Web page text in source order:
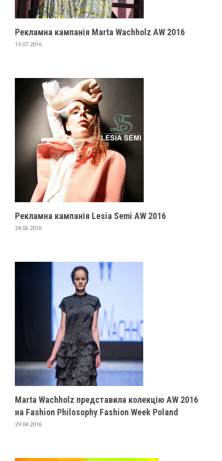
Рекламна кампанія Marta Wachholz AW 2016
15.07.2016
Рекламна кампанія Lesia Semi AW 2016
24.06.2016
Marta Wachholz представила колекцію AW 2016
на Fashion Philosophy Fashion Week Poland
29.04.2016